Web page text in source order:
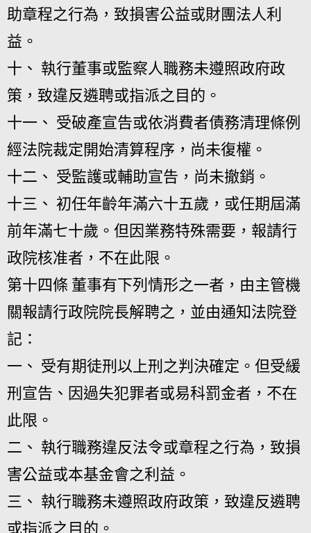
助章程之行為，致損害公益或財團法人利
益。
十、 執行董事或監察人職務未遵照政府政
策，致違反遴聘或指派之目的。
十一、 受破產宣告或依消費者債務清理條例
經法院裁定開始清算程序，尚未復權。
十二、 受監護或輔助宣告，尚未撤銷。
十三、 初任年齡年滿六十五歲，或任期屆滿
前年滿七十歲。但因業務特殊需要，報請行
政院核准者，不在此限。
第十四條 董事有下列情形之一者，由主管機
關報請行政院院長解聘之，並由通知法院登
記：
一、 受有期徒刑以上刑之判決確定。但受緩
刑宣告、因過失犯罪者或易科罰金者，不在
此限。
二、 執行職務違反法令或章程之行為，致損
害公益或本基金會之利益。
三、 執行職務未遵照政府政策，致違反遴聘
或指派之目的。